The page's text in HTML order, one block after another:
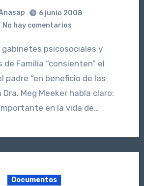
6 junio 2008
No hay comentarios
de Familia “consienten” el
padre “en beneficio de las
Dra. Meg Meeker habla claro:
en la vida de…
Documentos